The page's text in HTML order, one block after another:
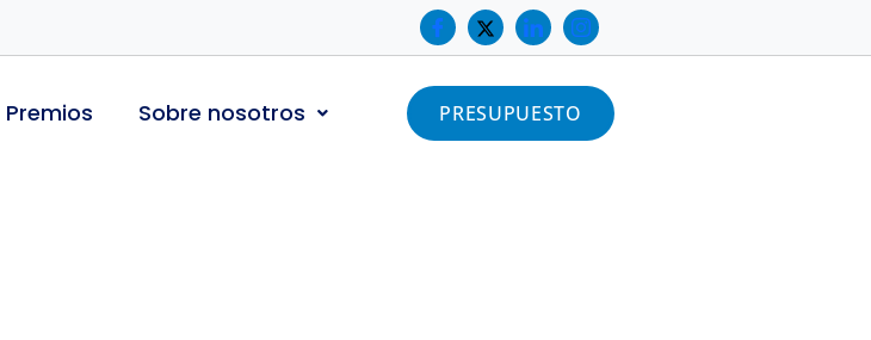
Premios Sobre nosotros PRESUPUESTO